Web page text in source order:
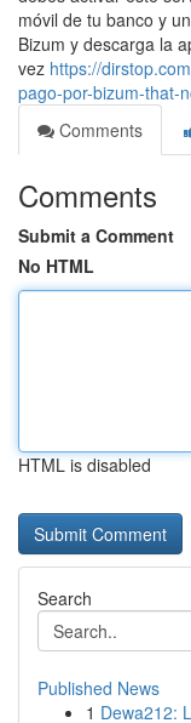
móvil de tu banco y
Bizum y descarga la
vez https://
pago-por-bizum-that-
Comments
Comments
Submit a Comment
No HTML
HTML is disabled
Search
Published News
1 Dewa212: